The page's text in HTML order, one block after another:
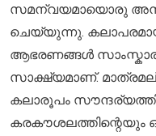
സമന്വയമായൊരു
ചെയ്യുന്നു.
ആഭരണങ്ങൾ
സാക്ഷ്യമാണ്.
കലാരൂപം
കരകൗശലത്തിന്റെയും